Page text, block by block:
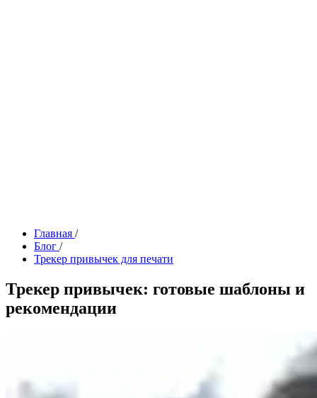
Главная /
Блог /
Трекер привычек для печати
Трекер привычек: готовые шаблоны и
рекомендации